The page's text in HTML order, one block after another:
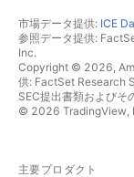
市場データ提供: ICE
参照データ提供:
Inc.
Copyright © 2026,
供: FactSet Research
SEC提出書類およびそ
© 2026 TradingView,
主要プロダクト